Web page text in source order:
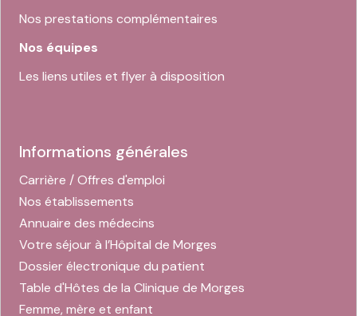
Nos prestations complémentaires
Nos équipes
Les liens utiles et flyer à disposition
Informations générales
Carrière / Offres d'emploi
Nos établissements
Annuaire des médecins
Votre séjour à l’Hôpital de Morges
Dossier électronique du patient
Table d'Hôtes de la Clinique de Morges
Femme, mère et enfant